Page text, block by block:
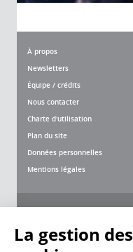
À propos
Newsletters
Équipe / crédits
Nous contacter
Charte d'utilisation
Plan du site
Données personnelles
Mentions légales
La gestion des